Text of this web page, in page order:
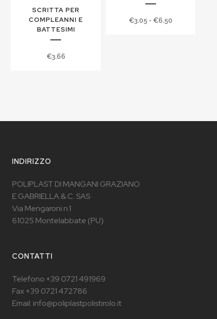
SCRITTA PER
COMPLEANNI E
BATTESIMI
€3.66
€3.05 - €6.50Fascia
INDIRIZZO
POLIPLAST DI MANGANI GRAZIANO
E GABRIELLA & C. SAS
Via Mengaroni n.1
61025 Montelabbate (PU)
CONTATTI
Telefono +39 0721 491969
Fax +39 0721 472786
Email: info@poliplastpolistirolo.it